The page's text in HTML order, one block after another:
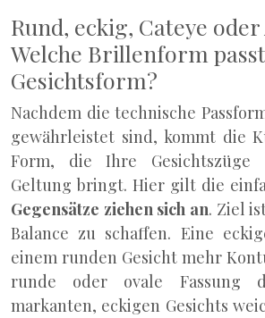
Rund, eckig, Cateye
Welche Brillenform
Gesichtsform?
Nachdem die technische
gewährleistet sind, kommt die
Form, die Ihre
Geltung bringt. Hier gilt die
Gegensätze ziehen sich an. Ziel
Balance zu schaffen. Eine
einem runden Gesicht mehr
runde oder ovale Fassung
markanten, eckigen Gesichts